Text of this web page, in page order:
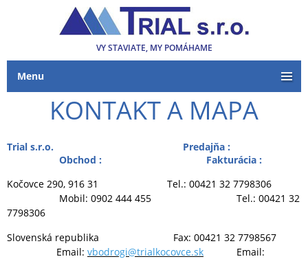
VY STAVIATE, MY POMÁHAME
KONTAKT A MAPA
Trial s.r.o. Predajňa :
Obchod : Fakturácia :
Kočovce 290, 916 31 Tel.: 00421 32 7798306
Mobil: 0902 444 455 Tel.: 00421 32
7798306
Slovenská republika Fax: 00421 32 7798567
Email: vbodrogi@trialkocovce.sk Email:
Menu